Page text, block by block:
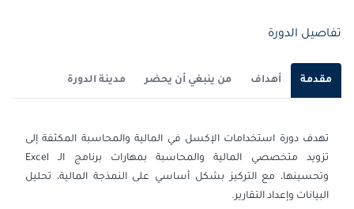
2026-08-24
2026-08-31
2026-09-07 كوالا لامبور التفاصيل
2026-09-14 إسطنبول التفاصيل
تفاصيل الدورة
مقدمة أهداف من ينبغي أن يحضر مدينة الدورة
تهدف دورة استخدامات الإكسل في المالية والمحاسبة المكثفة إلى
تزويد متخصصي المالية والمحاسبة بمهارات برنامج الـ Excel
وتحسينها، مع التركيز بشكل أساسي على النمذجة المالية، تحليل
البيانات وإعداد التقارير.